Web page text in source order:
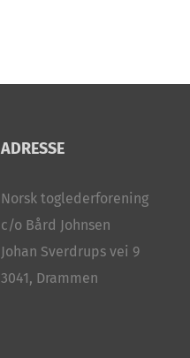
ADRESSE
Norsk toglederforening
c/o Bård Johnsen
Johan Sverdrups vei 9
3041, Drammen